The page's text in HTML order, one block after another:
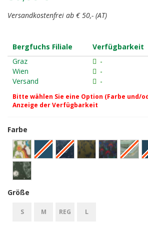
Versandkostenfrei ab € 50,- (AT)
Bergfuchs Filiale
Verfügbarkeit
Graz
-
Wien
-
Versand
-
Bitte wählen Sie eine Option (Farbe und/
Anzeige der Verfügbarkeit
Farbe
Größe
S M REG L